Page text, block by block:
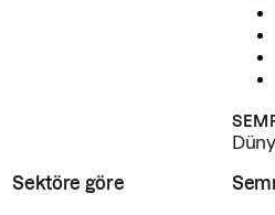
Sektöre göre